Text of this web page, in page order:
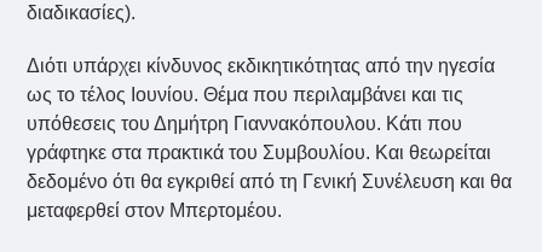
διαδικασίες).
Διότι υπάρχει κίνδυνος εκδικητικότητας από την ηγεσία
ως το τέλος Ιουνίου. Θέμα που περιλαμβάνει και τις
υπόθεσεις του Δημήτρη Γιαννακόπουλου. Kάτι που
γράφτηκε στα πρακτικά του Συμβουλίου. Και θεωρείται
δεδομένο ότι θα εγκριθεί από τη Γενική Συνέλευση και θα
μεταφερθεί στον Μπερτομέου.